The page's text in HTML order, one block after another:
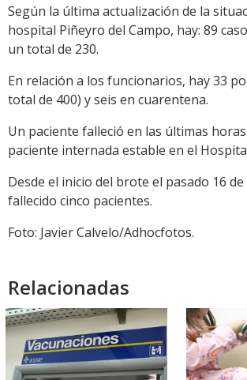
Link
Según la última actualización de la
hospital Piñeyro del Campo, hay: 89
un total de 230.
En relación a los funcionarios, hay 33
total de 400) y seis en cuarentena.
Un paciente falleció en las últimas
paciente internada estable en el
Desde el inicio del brote el pasado 16
fallecido cinco pacientes.
Foto: Javier Calvelo/Adhocfotos.
Relacionadas